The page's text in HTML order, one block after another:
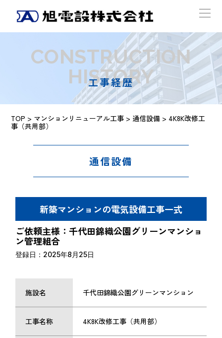
CONSTRUCTION
HISTORY
工事経歴
TOP > マンションリニューアル工事 > 通信設備 > 4K8K改修工
事（共用部）
通信設備
新築マンションの電気設備工事一式
ご依頼主様：千代田錦織公園グリーンマンショ
ン管理組合
登録日：2025年8月25日
施設名 千代田錦織公園グリーンマンション
工事名称 4K8K改修工事（共用部）